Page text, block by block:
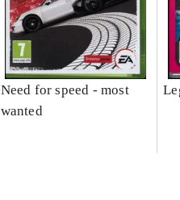
Need for speed - most
wanted